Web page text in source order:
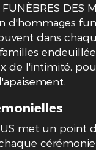
DES
d'hommages
dans
de l'intimité,
met un
cérémonie